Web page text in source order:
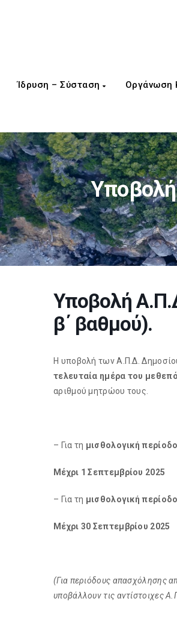
Ίδρυση – Σύσταση Οργάνωση
Υποβολή
β΄ βαθμού).
Η υποβολή των Α.Π.Δ.
τελευταία ημέρα του
αριθμού μητρώου τους.
– Για τη μισθολογική
Μέχρι 1 Σεπτεμβρίου 2025
– Για τη μισθολογική
Μέχρι 30 Σεπτεμβρίου 2025
(Για περιόδους απασχόλησης
υποβάλλουν τις αντίστοιχες